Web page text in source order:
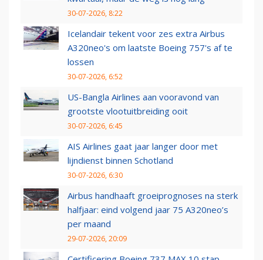
30-07-2026, 8:22
Icelandair tekent voor zes extra Airbus
A320neo's om laatste Boeing 757's af te
lossen
30-07-2026, 6:52
US-Bangla Airlines aan vooravond van
grootste vlootuitbreiding ooit
30-07-2026, 6:45
AIS Airlines gaat jaar langer door met
lijndienst binnen Schotland
30-07-2026, 6:30
Airbus handhaaft groeiprognoses na sterk
halfjaar: eind volgend jaar 75 A320neo’s
per maand
29-07-2026, 20:09